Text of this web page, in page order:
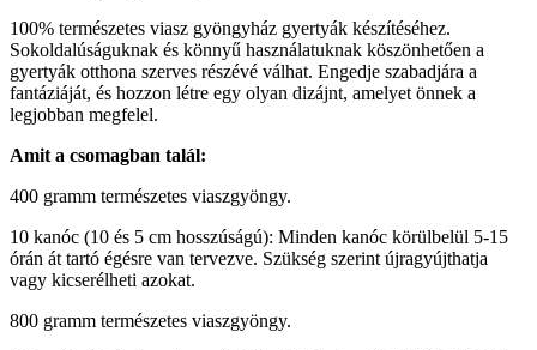
100% természetes viasz gyöngyház gyertyák készítéséhez.
Sokoldalúságuknak és könnyű használatuknak köszönhetően a
gyertyák otthona szerves részévé válhat. Engedje szabadjára a
fantáziáját, és hozzon létre egy olyan dizájnt, amelyet önnek a
legjobban megfelel.
Amit a csomagban talál:
400 gramm természetes viaszgyöngy.
10 kanóc (10 és 5 cm hosszúságú): Minden kanóc körülbelül 5-15
órán át tartó égésre van tervezve. Szükség szerint újragyújthatja
vagy kicserélheti azokat.
800 gramm természetes viaszgyöngy.